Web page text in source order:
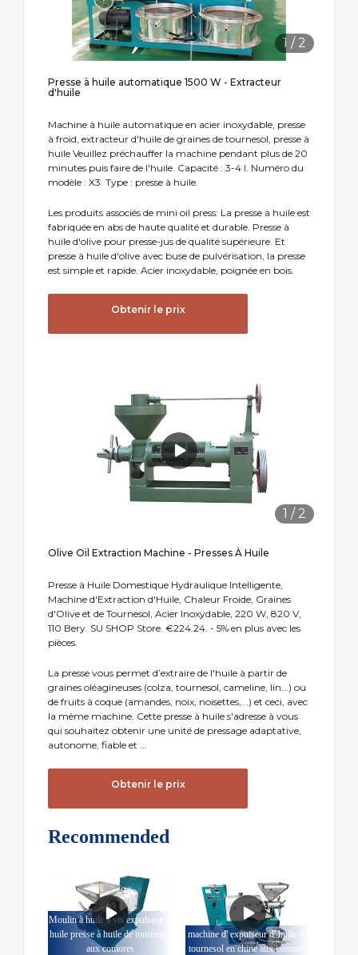
1 / 2
Presse à huile automatique 1500 W - Extracteur
d'huile
Machine à huile automatique en acier inoxydable, presse
à froid, extracteur d'huile de graines de tournesol, presse à
huile Veuillez préchauffer la machine pendant plus de 20
minutes puis faire de l'huile. Capacité : 3-4 l. Numéro du
modèle : X3. Type : presse à huile.
Les produits associés de mini oil press: La presse à huile est
fabriquée en abs de haute qualité et durable. Presse à
huile d'olive pour presse-jus de qualité supérieure. Et
presse à huile d'olive avec buse de pulvérisation, la presse
est simple et rapide. Acier inoxydable, poignée en bois.
Obtenir le prix
1 / 2
Olive Oil Extraction Machine - Presses À Huile
Presse à Huile Domestique Hydraulique Intelligente,
Machine d'Extraction d'Huile, Chaleur Froide, Graines
d'Olive et de Tournesol, Acier Inoxydable, 220 W, 820 V,
110 Bery. SU SHOP Store. €224.24. - 5% en plus avec les
pièces.
La presse vous permet d’extraire de l'huile à partir de
graines oléagineuses (colza, tournesol, cameline, lin...) ou
de fruits à coque (amandes, noix, noisettes,...) et ceci, avec
la même machine. Cette presse à huile s'adresse à vous
qui souhaitez obtenir une unité de pressage adaptative,
autonome, fiable et ...
Obtenir le prix
Recommended
Moulin à huile à vis expulseur d'
huile presse à huile de tournesol
aux comores
machine d' expulseur d' huile de
tournesol en chine aux comores